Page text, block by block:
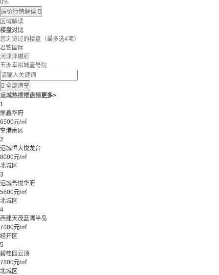
0%
房价行情解读 
区域解读
楼盘对比
您浏览过的楼盘 （最多选4项）
君铂国际
河津津樾府
五洲幸福城壹号院
 全部清空
运城热搜楼盘榜更多>
1
鼎鑫华府
6500元/㎡
空港南区
2
运城恒大悦龙台
8000元/㎡
北城区
3
运城吾悦华府
5600元/㎡
北城区
4
西建天茂蓝湾半岛
7000元/㎡
经开区
5
碧桂园云顶
7800元/㎡
北城区